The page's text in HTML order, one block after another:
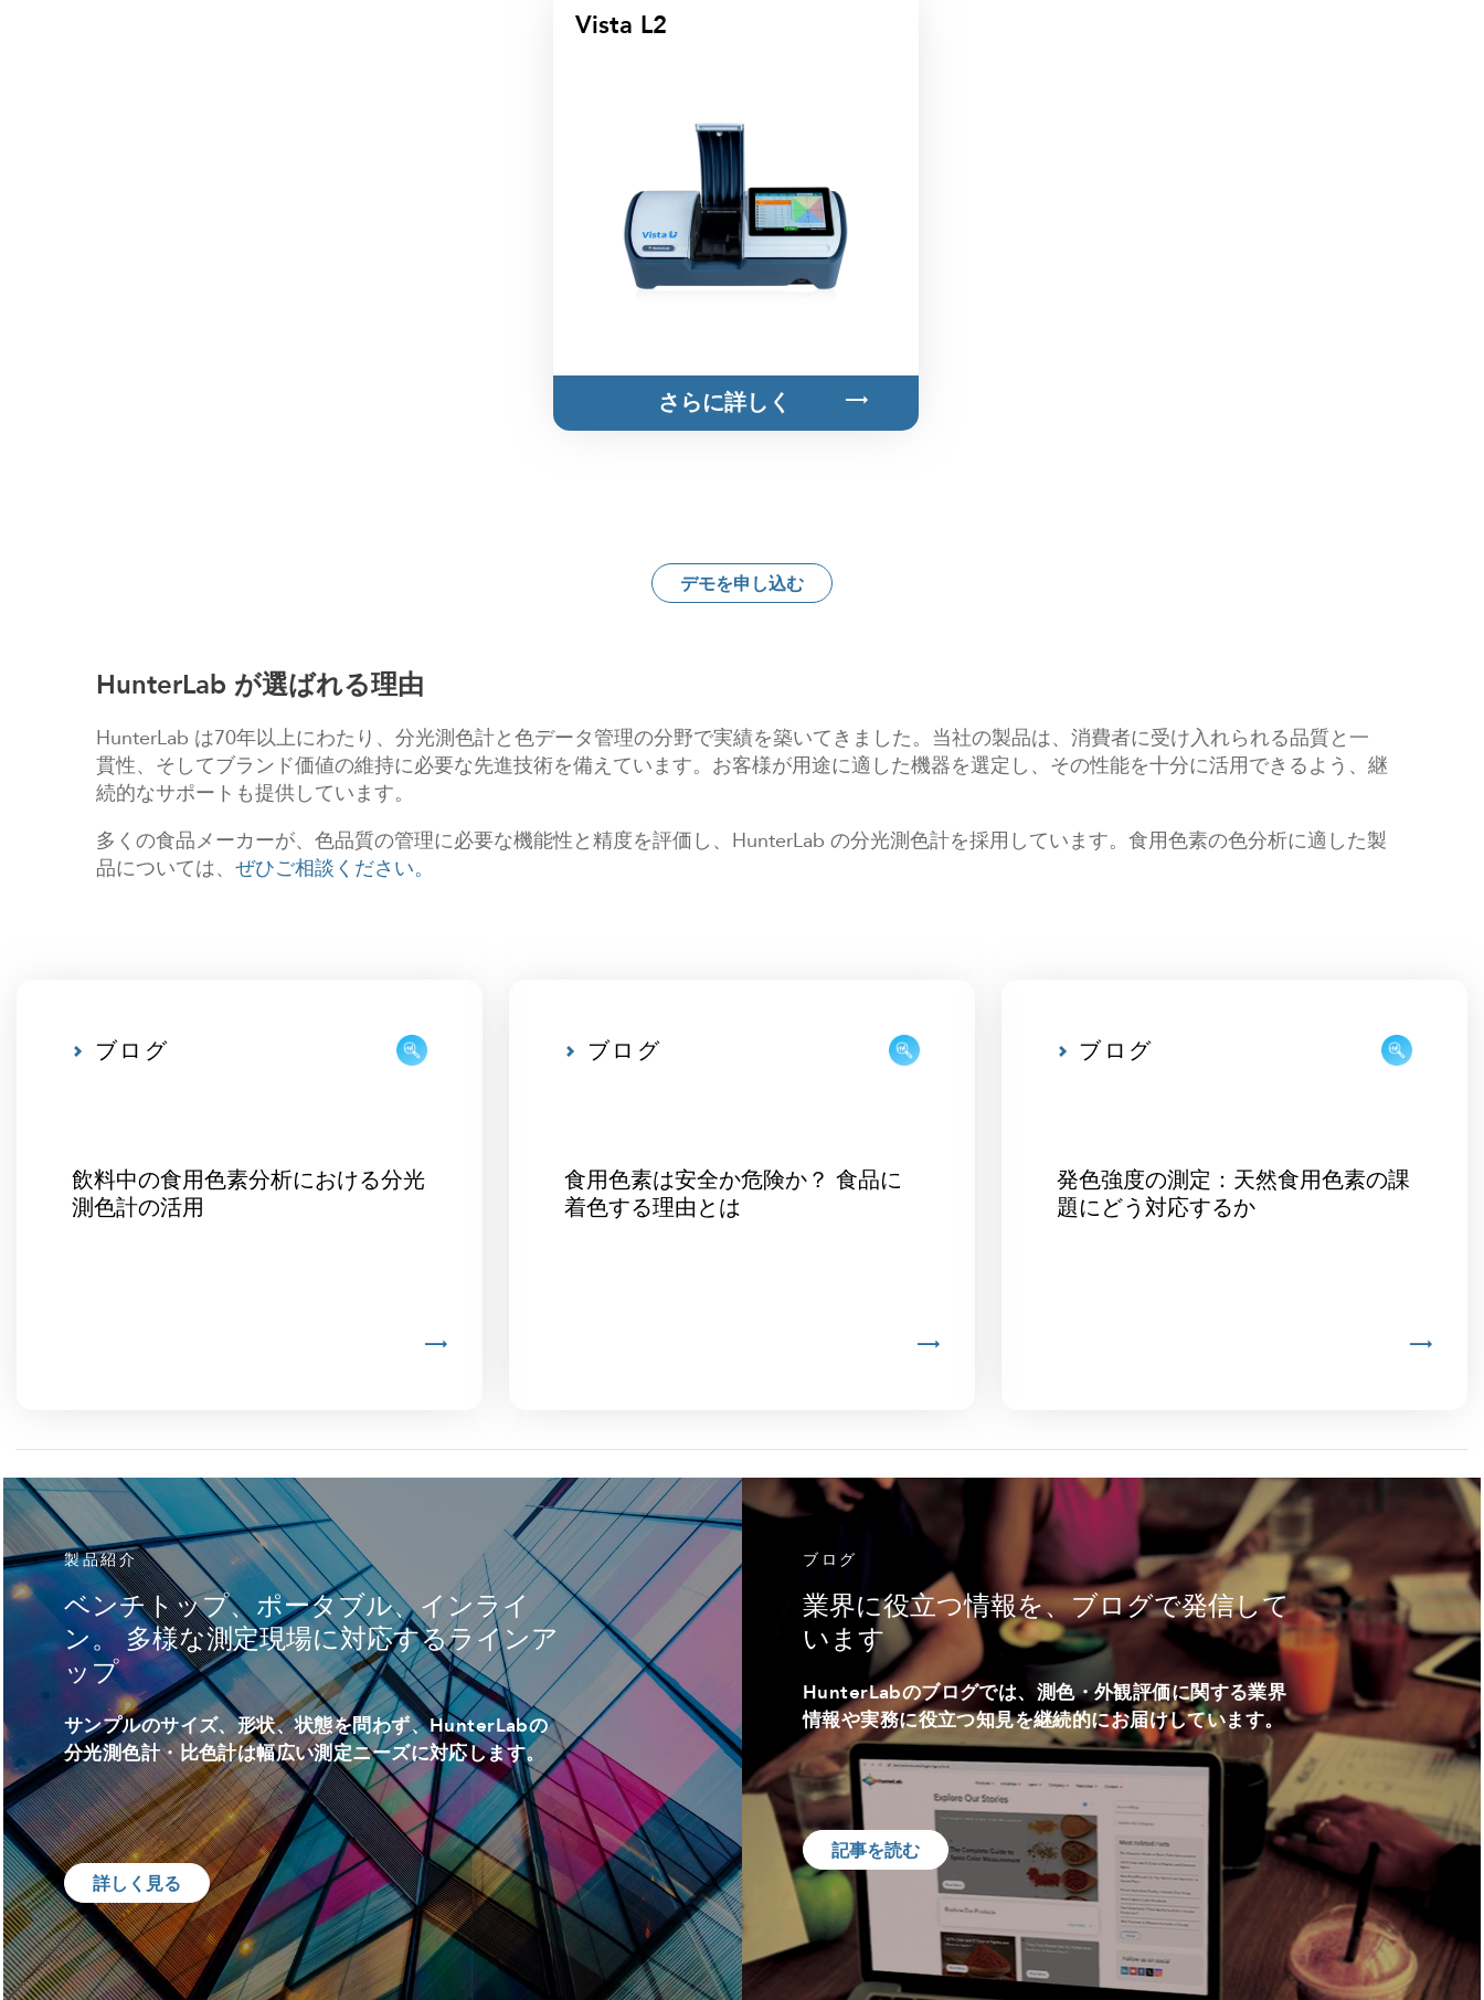
Vista L2
さらに詳しく
デモを申し込む
HunterLab が選ばれる理由
HunterLab は70年以上にわたり、分光測色計と色データ管理の分野で実績を築いてきました。当社の製品は、消費者に受け入れられる品質と一
貫性、そしてブランド価値の維持に必要な先進技術を備えています。お客様が用途に適した機器を選定し、その性能を十分に活用できるよう、継
続的なサポートも提供しています。
多くの食品メーカーが、色品質の管理に必要な機能性と精度を評価し、HunterLab の分光測色計を採用しています。食用色素の色分析に適した製
品については、 ぜひご相談ください。
ブログ
飲料中の食用色素分析における分光
測色計の活用
ブログ
食用色素は安全か危険か？ 食品に
着色する理由とは
ブログ
発色強度の測定：天然食用色素の課
題にどう対応するか
製品紹介
ベンチトップ、ポータブル、インライ
ン。 多様な測定現場に対応するラインア
ップ
サンプルのサイズ、形状、状態を問わず、HunterLabの
分光測色計・比色計は幅広い測定ニーズに対応します。
詳しく見る
ブログ
業界に役立つ情報を、ブログで発信して
います
HunterLabのブログでは、測色・外観評価に関する業界
情報や実務に役立つ知見を継続的にお届けしています。
記事を読む